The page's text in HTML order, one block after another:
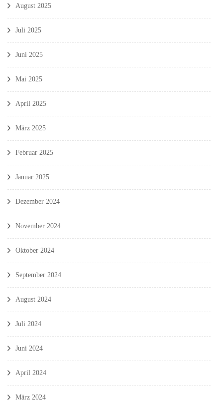
August 2025
Juli 2025
Juni 2025
Mai 2025
April 2025
März 2025
Februar 2025
Januar 2025
Dezember 2024
November 2024
Oktober 2024
September 2024
August 2024
Juli 2024
Juni 2024
April 2024
März 2024